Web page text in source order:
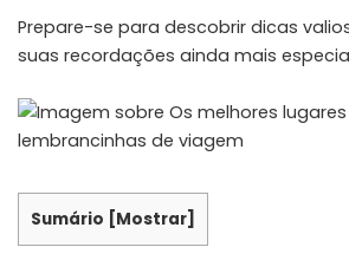
Prepare-se para descobrir dicas
suas recordações ainda mais
Sumário [Mostrar]